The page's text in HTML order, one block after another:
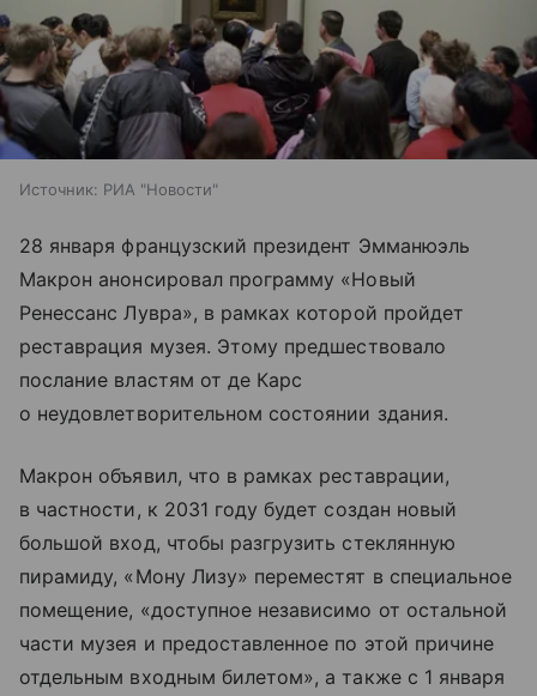
Источник: РИА "Новости"
28 января французский президент Эмманюэль
Макрон анонсировал программу «Новый
Ренессанс Лувра», в рамках которой пройдет
реставрация музея. Этому предшествовало
послание властям от де Карс
о неудовлетворительном состоянии здания.
Макрон объявил, что в рамках реставрации,
в частности, к 2031 году будет создан новый
большой вход, чтобы разгрузить стеклянную
пирамиду, «Мону Лизу» переместят в специальное
помещение, «доступное независимо от остальной
части музея и предоставленное по этой причине
отдельным входным билетом», а также с 1 января